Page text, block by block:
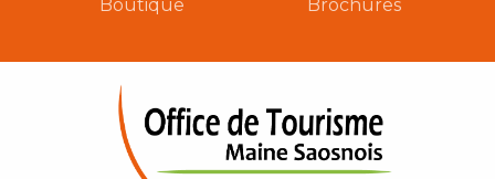
Boutique Brochures